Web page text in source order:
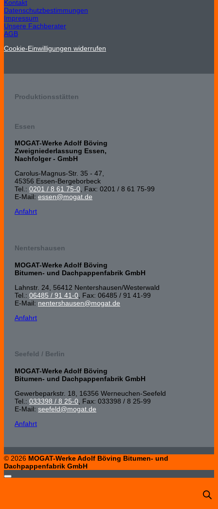
Kontakt
Datenschutzbestimmungen
Impressum
Unsere Fachberater
AGB
Cookie-Einwilligungen widerrufen
Produktionsstätten
Essen
MOGAT-Werke Adolf Böving
Zweigniederlassung Essen,
Nachfolger - GmbH
Carolus-Magnus-Str. 35 - 47,
45356 Essen-Bergeborbeck
Tel.: 0201 / 8 61 75-0, Fax: 0201 / 8 61 75-99
E-Mail: essen@mogat.de
Anfahrt
Nentershausen
MOGAT-Werke Adolf Böving
Bitumen- und Dachpappenfabrik GmbH
Lahnstr. 24, 56412 Nenters­hausen/Wester­wald
Tel.: 06485 / 91 41-0 , Fax: 06485 / 91 41-99
E-Mail: nentershausen@mogat.de
Anfahrt
Seefeld / Berlin
MOGAT-Werke Adolf Böving
Bitumen- und Dachpappenfabrik GmbH
Gewerbeparkstr. 18, 16356 Werneuchen-Seefeld
Tel.: 033398 / 8 25-0 , Fax: 033398 / 8 25-99
E-Mail: seefeld@mogat.de
Anfahrt
© 2026 MOGAT-Werke Adolf Böving Bitumen- und
Dachpappenfabrik GmbH